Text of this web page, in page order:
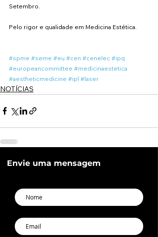
Setembro.
Pelo rigor e qualidade em Medicina Estética.
#spme #seme #eu #cen #cenelec #ipq
#europeancommittee #medicinaestetica
#aestheticmedicine #ipl #laser
NOTÍCIAS
Envie uma mensagem